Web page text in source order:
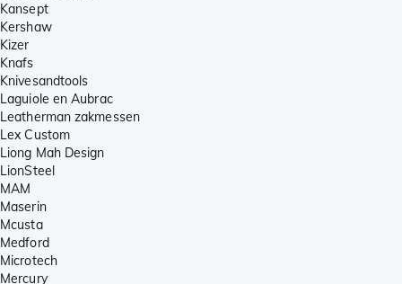
Kansept
Kershaw
Kizer
Knafs
Knivesandtools
Laguiole en Aubrac
Leatherman zakmessen
Lex Custom
Liong Mah Design
LionSteel
MAM
Maserin
Mcusta
Medford
Microtech
Mercury